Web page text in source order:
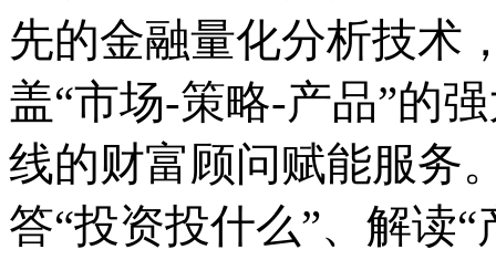
先的金融量化分析技术
盖“市场-策略-产品”的
线的财富顾问赋能服务
答“投资投什么”、解读